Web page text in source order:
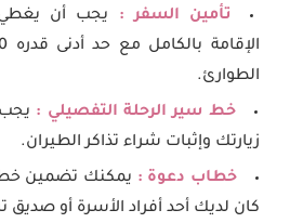
تأمين السفر :
يجب أن
الطوارئ.
خط سير الرحلة التفصيلي :
زيارتك وإثبات شراء تذاكر الطيران.
خطاب دعوة : يمكنك تضمين
كان لديك أحد أفراد الأسرة أو صديق